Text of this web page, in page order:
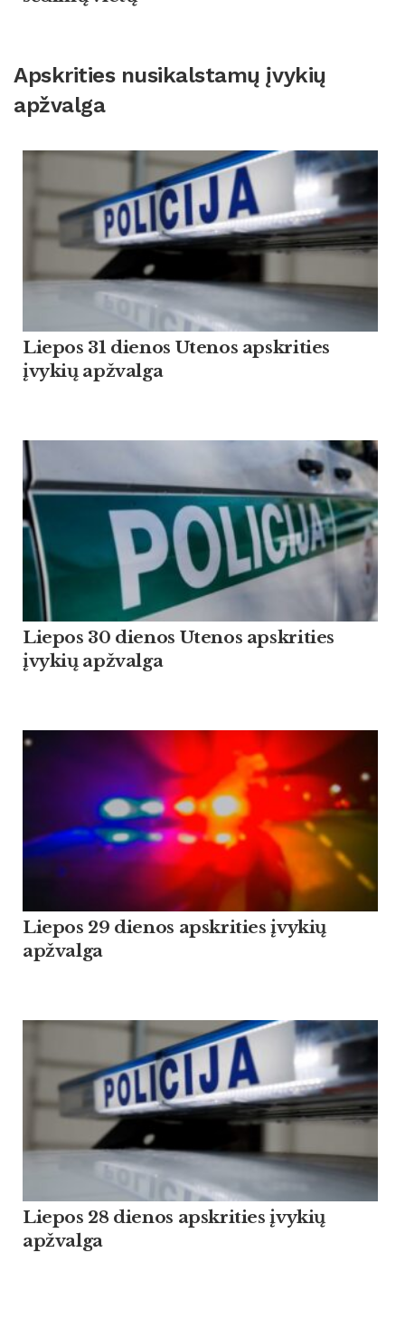
Apskrities nusikalstamų įvykių
apžvalga
Liepos 31 dienos Utenos apskrities
įvykių apžvalga
Liepos 30 dienos Utenos apskrities
įvykių apžvalga
Liepos 29 dienos apskrities įvykių
apžvalga
Liepos 28 dienos apskrities įvykių
apžvalga